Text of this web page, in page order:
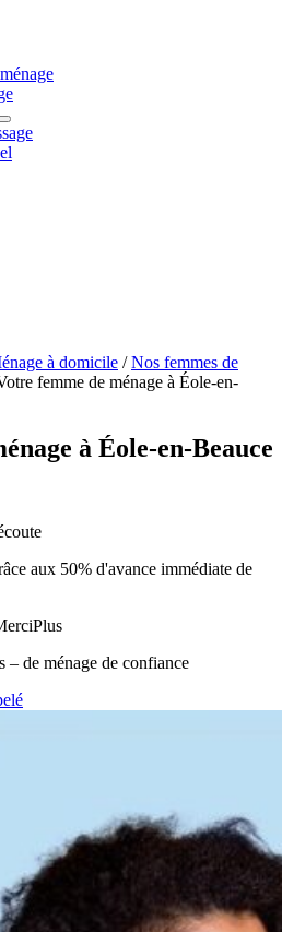
à domicile /Nos femmes de
femme de ménage à Éole-en-
à Éole-en-Beauce
aux 50% d'avance immédiate de
– de ménage de confiance